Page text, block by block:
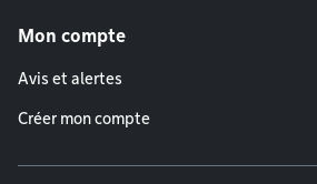
Mon compte
Avis et alertes
Créer mon compte